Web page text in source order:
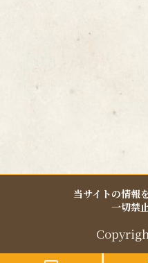
当サイトの情報
一切禁